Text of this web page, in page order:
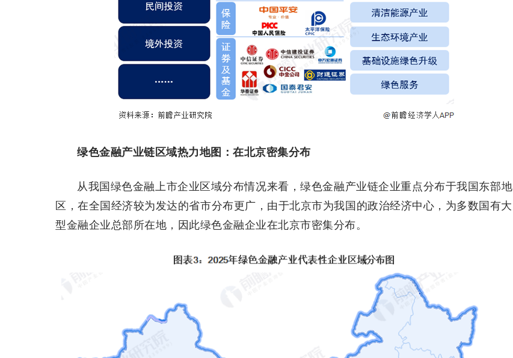
绿色金融产业链区域热力地图：在北京密集分布
从我国绿色金融上市企业区域分布情况来看，绿色金融产业链企业重点分布于我国东部地
区，在全国经济较为发达的省市分布更广，由于北京市为我国的政治经济中心，为多数国有大
型金融企业总部所在地，因此绿色金融企业在北京市密集分布。